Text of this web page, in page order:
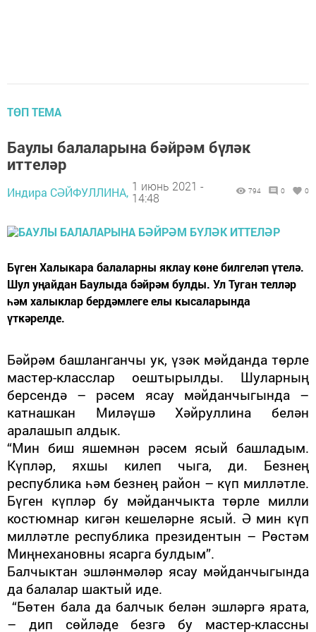
ТӨП ТЕМА
Баулы балаларына бәйрәм бүләк
иттеләр
Индира СӘЙФУЛЛИНА, 1 июнь 2021 -
14:48
794 0 0
Бүген Халыкара балаларны яклау көне билгеләп үтелә.
Шул уңайдан Баулыда бәйрәм булды. Ул Туган телләр
һәм халыклар бердәмлеге елы кысаларында
үткәрелде.
Бәйрәм башланганчы ук, үзәк мәйданда төрле
мастер-класслар оештырылды. Шуларның
берсендә – рәсем ясау мәйданчыгында –
катнашкан Миләүшә Хәйруллина белән
аралашып алдык.
“Мин биш яшемнән рәсем ясый башладым.
Күпләр, яхшы килеп чыга, ди. Безнең
республика һәм безнең район – күп милләтле.
Бүген күпләр бу мәйданчыкта төрле милли
костюмнар кигән кешеләрне ясый. Ә мин күп
милләтле республика президентын – Рөстәм
Миңнехановны ясарга булдым”.
Балчыктан эшләнмәләр ясау мәйданчыгында
да балалар шактый иде.
“Бөтен бала да балчык белән эшләргә ярата,
– дип сөйләде безгә бу мастер-классны